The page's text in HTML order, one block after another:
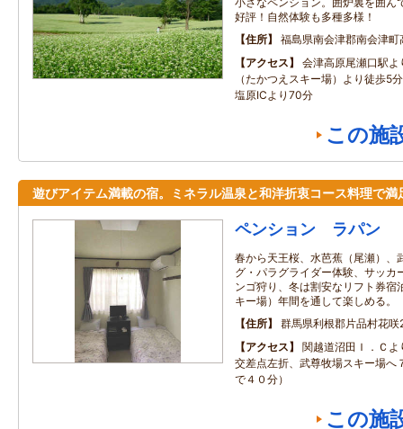
好評！自然体験も多種多様！
住所
福島県南会津郡南会津
アクセス
会津高原尾瀬口駅
（たかつえスキー場）より徒歩5
塩原ICより70分
この施
遊びアイテム満載の宿。ミネラル温泉と和洋折衷コース料理で満
ペンション ラパン
春から天王桜、水芭蕉（尾瀬）、
グ・パラグライダー体験、サッカ
ンゴ狩り、冬は割安なリフト券宿
キー場）年間を通して楽しめる。
住所
群馬県利根郡片品村花
アクセス
関越道沼田Ｉ．Ｃ
交差点左折、武尊牧場スキー場へ
で４０分）
この施